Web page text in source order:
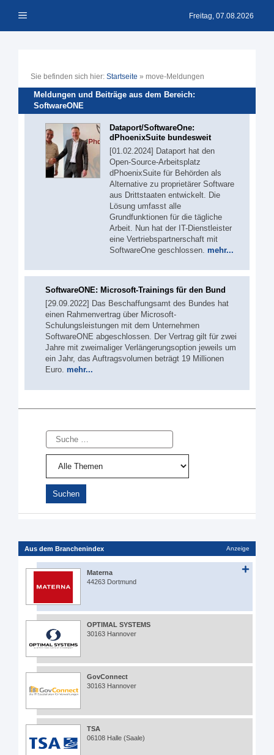
Inhalt Menü Freitag, 07.08.2026
Sie befinden sich hier: Startseite » move-Meldungen
Meldungen und Beiträge aus dem Bereich:
SoftwareONE
Dataport/SoftwareOne:
dPhoenixSuite bundesweit
[01.02.2024] Dataport hat den
Open-Source-Arbeitsplatz
dPhoenixSuite für Behörden als
Alternative zu proprietärer Software
aus Drittstaaten entwickelt. Die
Lösung umfasst alle
Grundfunktionen für die tägliche
Arbeit. Nun hat der IT-Dienstleister
eine Vertriebspartnerschaft mit
SoftwareOne geschlossen. mehr...
SoftwareONE: Microsoft-Trainings für den Bund
[29.09.2022] Das Beschaffungsamt des Bundes hat
einen Rahmenvertrag über Microsoft-
Schulungsleistungen mit dem Unternehmen
SoftwareONE abgeschlossen. Der Vertrag gilt für zwei
Jahre mit zweimaliger Verlängerungsoption jeweils um
ein Jahr, das Auftragsvolumen beträgt 19 Millionen
Euro. mehr...
Suche
Aus dem Branchenindex Anzeige
Materna
44263 Dortmund
OPTIMAL SYSTEMS
30163 Hannover
GovConnect
30163 Hannover
TSA
06108 Halle (Saale)